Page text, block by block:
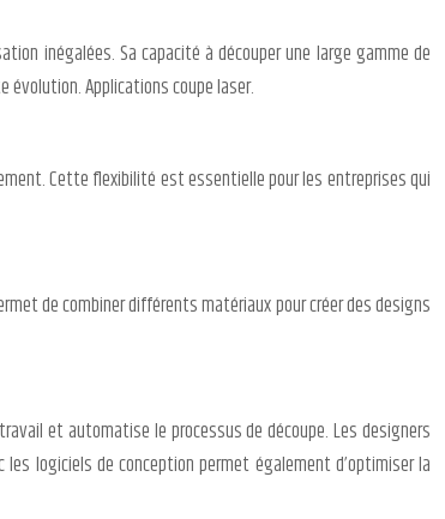
inégalées. Sa capacité à découper une large gamme de
Applications coupe laser.
Cette flexibilité est essentielle pour les entreprises qui
de combiner différents matériaux pour créer des designs
et automatise le processus de découpe. Les designers
logiciels de conception permet également d’optimiser la